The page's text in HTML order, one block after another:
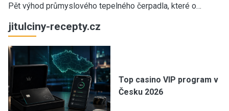
Pět výhod průmyslového tepelného čerpadla, které o…
jitulciny-recepty.cz
Top casino VIP program v
Česku 2026